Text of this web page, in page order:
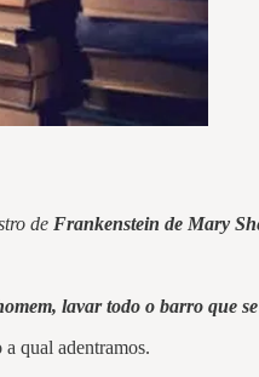
de Frankenstein de Mary
lavar todo o barro que
qual adentramos.